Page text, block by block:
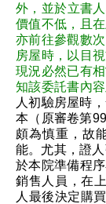
外，並於立書
價值不低，且
亦前往參觀數
房屋時，以目
現況必然已有
知該委託書內
人初驗房屋時
本（原審卷第
頗為慎重，故
能。尤其，證
於本院準備程
銷售人員，在
人最後決定購